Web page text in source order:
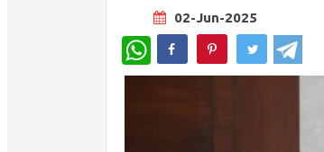
02-Jun-2025
WhatsApp